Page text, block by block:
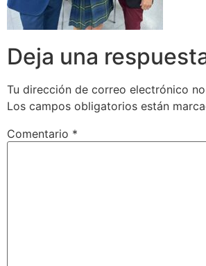
Deja una
Tu dirección de correo electrónico
Los campos obligatorios están
Comentario *